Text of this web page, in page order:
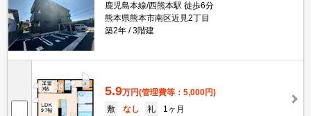
鹿児島本線/西熊本駅 徒歩6分
熊本県熊本市南区近見2丁目
築2年
3階建
5.9万円(管理費等：5,000円)
敷
なし 礼
1ヶ月